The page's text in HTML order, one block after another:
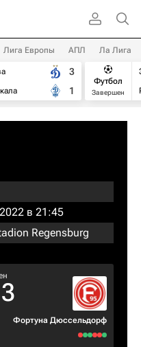
Лига Европы АПЛ Ла Лига
3
1
Футбол
Завершен
в 21:45
Regensburg
3
Фортуна Дюссельдорф